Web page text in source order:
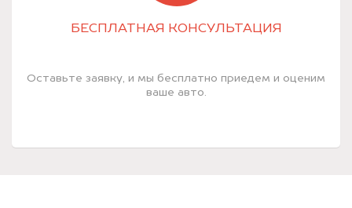
БЕСПЛАТНАЯ КОНСУЛЬТАЦИЯ
Оставьте заявку, и мы бесплатно приедем и оценим
ваше авто.